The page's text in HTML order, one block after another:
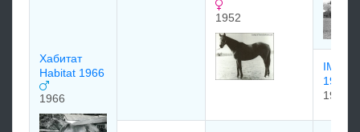
Хабитат
Habitat 1966
1966
1952
1938
1938